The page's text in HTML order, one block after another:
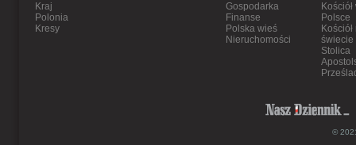
Kraj
Polonia
Kresy
Gospodarka
Finanse
Polska wieś
Nieruchomości
Kościół
Polsce
Kościół
świecie
Stolica
©